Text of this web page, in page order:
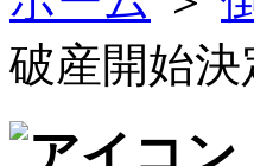
破産開始